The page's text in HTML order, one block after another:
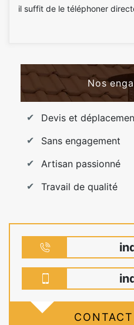
il suffit de le téléphoner
Nos
Devis et
Sans engagement
Artisan passionné
Travail de qualité